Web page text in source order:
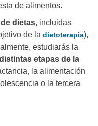
de alimentos.
dietas, incluidas
de la dietoterapia),
estudiarás la
etapas de la
la alimentación
o la tercera